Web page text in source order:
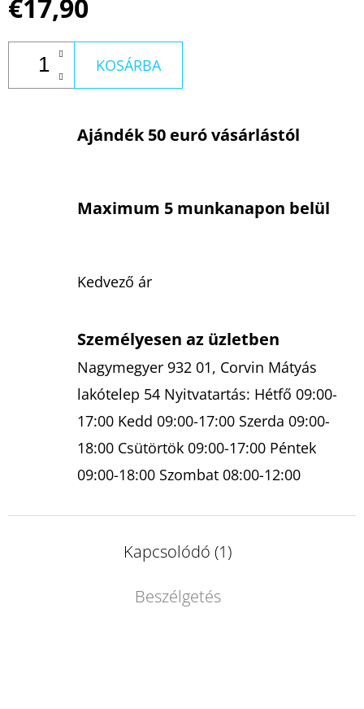
€17,90
KOSÁRBA
Ajándék 50 euró vásárlástól
Maximum 5 munkanapon belül
Kedvező ár
Személyesen az üzletben
Nagymegyer 932 01, Corvin Mátyás
lakótelep 54 Nyitvatartás: Hétfő 09:00-
17:00 Kedd 09:00-17:00 Szerda 09:00-
18:00 Csütörtök 09:00-17:00 Péntek
09:00-18:00 Szombat 08:00-12:00
Kapcsolódó (1)
Beszélgetés